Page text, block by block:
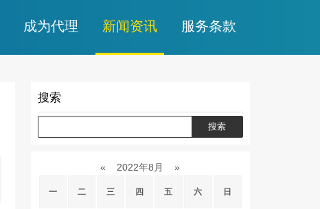
成为代理 新闻资讯 服务条款
搜索
« 2022年8月 »
一 二 三 四 五 六 日